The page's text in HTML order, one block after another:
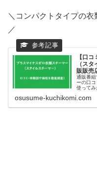
＼コンパクトタイプの
／
【口
（ス
販販売
通販番
ーの口
使って
ら衣類
osusume-kuchikomi.com